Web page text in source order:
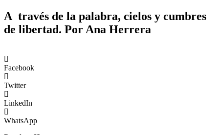
A través de la palabra, cielos y cumbres
de libertad. Por Ana Herrera
Facebook
Twitter
LinkedIn
WhatsApp